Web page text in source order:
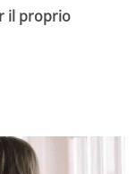
il proprio